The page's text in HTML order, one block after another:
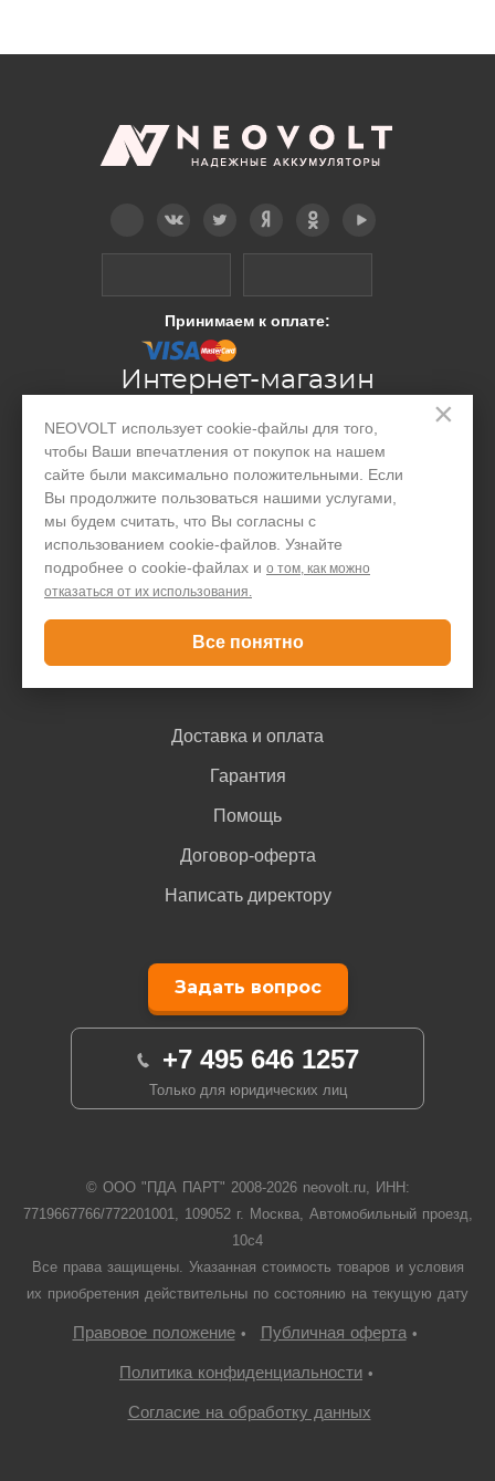
×
NEOVOLT использует cookie-файлы для того,
чтобы Ваши впечатления от покупок на нашем
сайте были максимально положительными. Если
Вы продолжите пользоваться нашими услугами,
мы будем считать, что Вы согласны с
использованием cookie-файлов. Узнайте
подробнее о cookie-файлах и о том, как можно
отказаться от их использования.
Все понятно
Принимаем к оплате:
Интернет-магазин
Производство
Организациям
Акции и скидки
Блог
Покупателю
Доставка и оплата
Гарантия
Помощь
Договор-оферта
Написать директору
Задать вопрос
+7 495 646 1257
Только для юридических лиц
© ООО "ПДА ПАРТ" 2008-2026neovolt.ru, ИНН:
7719667766/772201001, 109052 г. Москва, Автомобильный проезд,
10с4
Все права защищены. Указанная стоимость товаров и условия
их приобретения действительны по состоянию на текущую дату
Правовое положение• Публичная оферта•
Политика конфиденциальности •
Согласие на обработку данных